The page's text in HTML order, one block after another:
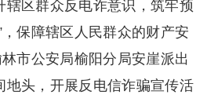
辖区群众反电诈意识，筑牢预
，保障辖区人民群众的财产安
市公安局榆阳分局安崖派出
地头，开展反电信诈骗宣传活